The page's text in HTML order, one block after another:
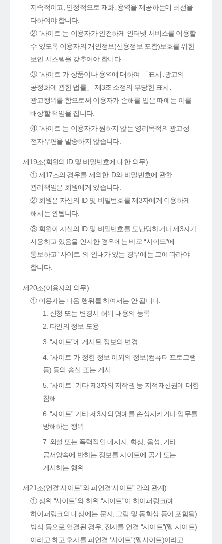
지속적이고, 안정적으로 재화․용역을 제공하는데 최선을
다하여야 합니다.
② “사이트”는 이용자가 안전하게 인터넷 서비스를 이용할
수 있도록 이용자의 개인정보(신용정보 포함)보호를 위한
보안 시스템을 갖추어야 합니다.
③ “사이트”가 상품이나 용역에 대하여 「표시․광고의
공정화에 관한 법률」 제3조 소정의 부당한 표시․
광고행위를 함으로써 이용자가 손해를 입은 때에는 이를
배상할 책임을 집니다.
④ “사이트”는 이용자가 원하지 않는 영리목적의 광고성
전자우편을 발송하지 않습니다.
제19조(회원의 ID 및 비밀번호에 대한 의무)
① 제17조의 경우를 제외한 ID와 비밀번호에 관한
관리책임은 회원에게 있습니다.
② 회원은 자신의 ID 및 비밀번호를 제3자에게 이용하게
해서는 안됩니다.
③ 회원이 자신의 ID 및 비밀번호를 도난당하거나 제3자가
사용하고 있음을 인지한 경우에는 바로 “사이트”에
통보하고 “사이트”의 안내가 있는 경우에는 그에 따라야
합니다.
제20조(이용자의 의무)
① 이용자는 다음 행위를 하여서는 안 됩니다.
1. 신청 또는 변경시 허위 내용의 등록
2. 타인의 정보 도용
3. “사이트”에 게시된 정보의 변경
4. “사이트”가 정한 정보 이외의 정보(컴퓨터 프로그램
등) 등의 송신 또는 게시
5. “사이트” 기타 제3자의 저작권 등 지적재산권에 대한
침해
6. “사이트” 기타 제3자의 명예를 손상시키거나 업무를
방해하는 행위
7. 외설 또는 폭력적인 메시지, 화상, 음성, 기타
공서양속에 반하는 정보를 사이트에 공개 또는
게시하는 행위
제21조(연결“사이트”와 피연결“사이트” 간의 관계)
① 상위 “사이트”와 하위 “사이트”이 하이퍼링크(예:
하이퍼링크의 대상에는 문자, 그림 및 동화상 등이 포함됨)
방식 등으로 연결된 경우, 전자를 연결 “사이트”(웹 사이트)
이라고 하고 후자를 피연결 “사이트”(웹사이트)이라고